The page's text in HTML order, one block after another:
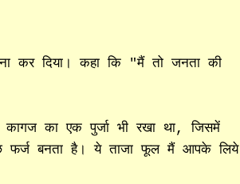
कर दिया। कहा कि "मैं तो जनता की
का एक पुर्जा भी रखा था, जिसमें
फर्ज बनता है। ये ताजा फूल मैं आपके लिये